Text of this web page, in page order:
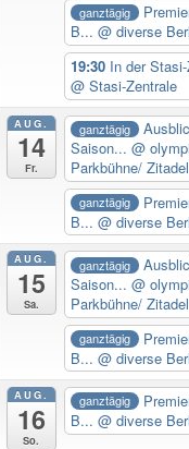
ganztägig
B...@ diverse
19:30 In der
@ Stasi-Zentrale
AUG.
14
Fr.
ganztägig
Saison...@
Parkbühne/
ganztägig
B...@ diverse
AUG.
15
Sa.
ganztägig
Saison...@
Parkbühne/
ganztägig
B...@ diverse
AUG.
16
So.
ganztägig
B...@ diverse